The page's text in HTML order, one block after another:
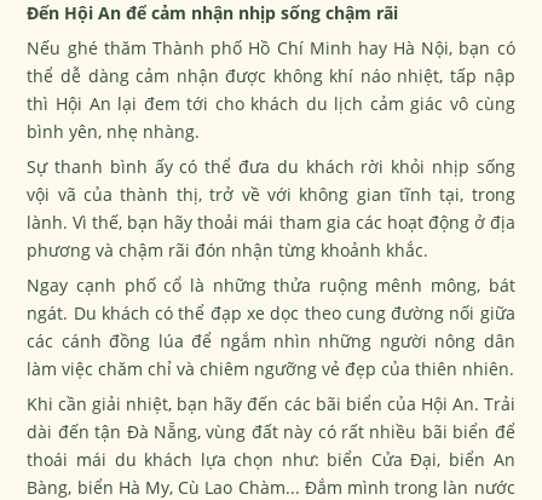
Đến Hội An để cảm nhận nhịp sống chậm rãi
Nếu ghé thăm Thành phố Hồ Chí Minh hay Hà Nội, bạn có
thể dễ dàng cảm nhận được không khí náo nhiệt, tấp nập
thì Hội An lại đem tới cho khách du lịch cảm giác vô cùng
bình yên, nhẹ nhàng.
Sự thanh bình ấy có thể đưa du khách rời khỏi nhịp sống
vội vã của thành thị, trở về với không gian tĩnh tại, trong
lành. Vì thế, bạn hãy thoải mái tham gia các hoạt động ở địa
phương và chậm rãi đón nhận từng khoảnh khắc.
Ngay cạnh phố cổ là những thửa ruộng mênh mông, bát
ngát. Du khách có thể đạp xe dọc theo cung đường nối giữa
các cánh đồng lúa để ngắm nhìn những người nông dân
làm việc chăm chỉ và chiêm ngưỡng vẻ đẹp của thiên nhiên.
Khi cần giải nhiệt, bạn hãy đến các bãi biển của Hội An. Trải
dài đến tận Đà Nẵng, vùng đất này có rất nhiều bãi biển để
thoái mái du khách lựa chọn như: biển Cửa Đại, biển An
Bàng, biển Hà My, Cù Lao Chàm... Đắm mình trong làn nước